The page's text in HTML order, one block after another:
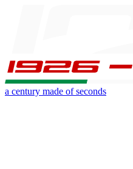
a century made of seconds